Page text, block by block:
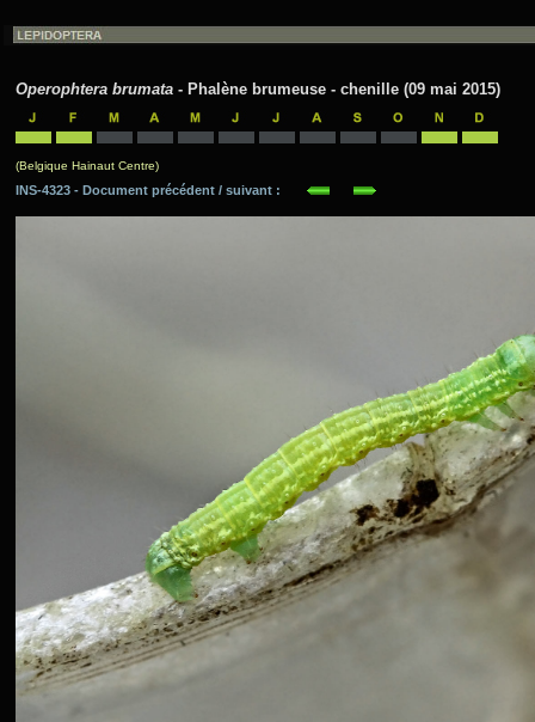
Operophtera brumata - Phalène brumeuse - chenille (09 mai 2015)
(Belgique Hainaut Centre)
INS-4323 - Document précédent / suivant :